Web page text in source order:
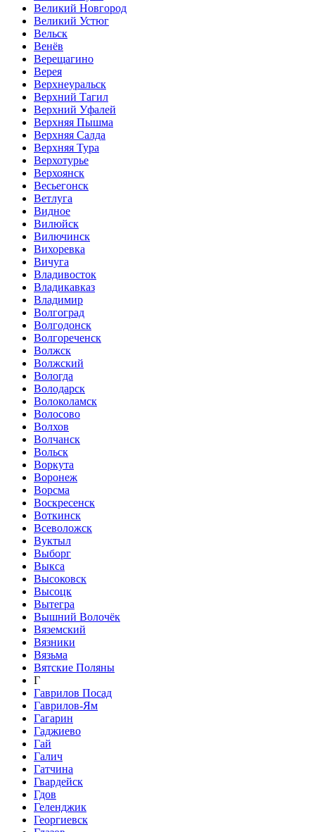
Великий Новгород
Великий Устюг
Вельск
Венёв
Верещагино
Верея
Верхнеуральск
Верхний Тагил
Верхний Уфалей
Верхняя Пышма
Верхняя Салда
Верхняя Тура
Верхотурье
Верхоянск
Весьегонск
Ветлуга
Видное
Вилюйск
Вилючинск
Вихоревка
Вичуга
Владивосток
Владикавказ
Владимир
Волгоград
Волгодонск
Волгореченск
Волжск
Волжский
Вологда
Володарск
Волоколамск
Волосово
Волхов
Волчанск
Вольск
Воркута
Воронеж
Ворсма
Воскресенск
Воткинск
Всеволожск
Вуктыл
Выборг
Выкса
Высоковск
Высоцк
Вытегра
Вышний Волочёк
Вяземский
Вязники
Вязьма
Вятские Поляны
Г
Гаврилов Посад
Гаврилов-Ям
Гагарин
Гаджиево
Гай
Галич
Гатчина
Гвардейск
Гдов
Геленджик
Георгиевск